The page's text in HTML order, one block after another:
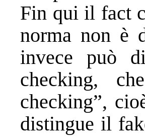
Fin qui il fact
norma non è
invece può
checking,
checking”,
distingue il